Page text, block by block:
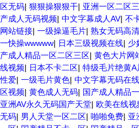
区无码| 狠狠操狠狠干| 亚洲一区二区
产成人无码视频| 中文字幕成人AV| 不
网站链接| 一级操逼毛片| 熟女无码高
一快操wwwww| 日本三级视频在线| 少
产成人精品一区二区三区| 黄色大片网
线视频| 日本不卡二区| 特级毛片绝黄A
性爱| 一级毛片黄色| 中文字幕无码在
区视频| 黄色成人无码| 国产成人精品
亚洲AV永久无码国产天堂| 欧美在线视
无码| 男人天堂一区二区| 啪啪免费| 亚